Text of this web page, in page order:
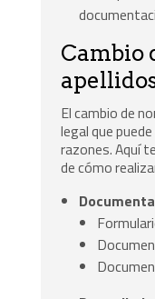
Cambio
El cambio de
legal que
razones. Aquí
de cómo